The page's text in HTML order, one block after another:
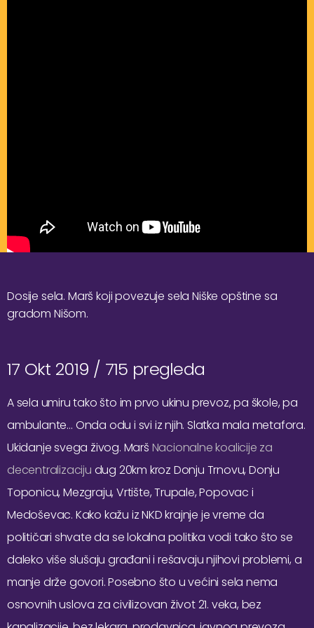
Dosije sela. Marš koji povezuje sela Niške opštine sa
gradom Nišom.
17 Okt 2019 / 715 pregleda
A sela umiru tako što im prvo ukinu prevoz, pa škole, pa
ambulante… Onda odu i svi iz njih. Slatka mala metafora.
Ukidanje svega živog. Marš Nacionalne koalicije za
decentralizaciju dug 20km kroz Donju Trnovu, Donju
Toponicu, Mezgraju, Vrtište, Trupale, Popovac i
Medoševac. Kako kažu iz NKD krajnje je vreme da
političari shvate da se lokalna politika vodi tako što se
daleko više slušaju građani i rešavaju njihovi problemi, a
manje drže govori. Posebno što u većini sela nema
osnovnih uslova za civilizovan život 21. veka, bez